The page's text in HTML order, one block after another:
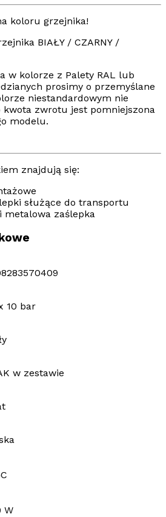
koloru grzejnika!
BIAŁY / CZARNY /
w kolorze z Palety RAL lub
prosimy o przemyślane
niestandardowym nie
zwrotu jest pomniejszona
modelu.
znajdują się:
służące do transportu
metalowa zaślepka
10 bar
w zestawie
W